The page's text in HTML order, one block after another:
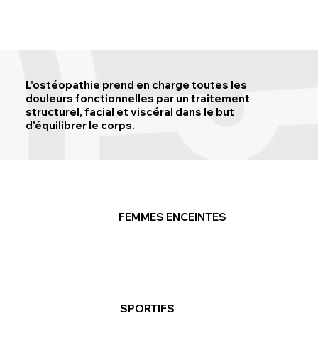
L'ostéopathie prend en charge toutes les
douleurs fonctionnelles par un traitement
structurel, facial et viscéral dans le but
d'équilibrer le corps.
FEMMES ENCEINTES
SPORTIFS